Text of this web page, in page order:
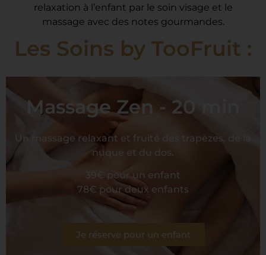
Avec plus de 99% d’ingrédients
d’origine naturelle, TOOFRUIT est
la 1ère marque dermatologique
certifiée bio d’hygiène et de soin
pour les enfants de 5 à 16 ans. Alors,
pourquoi ne pas se laisser tenter et
Un souvenir inoubliable à lui offrir !
relaxation à l’enfant par le soin visage et le
massage avec des notes gourmandes.
Les Soins by TooFruit :
Massage Zen - 20 min
Un massage relaxant et fruité des trapèzes, de la
nuque et du dos.
39€ pour un enfant
78€ pour deux enfants
Je réserve pour un enfant